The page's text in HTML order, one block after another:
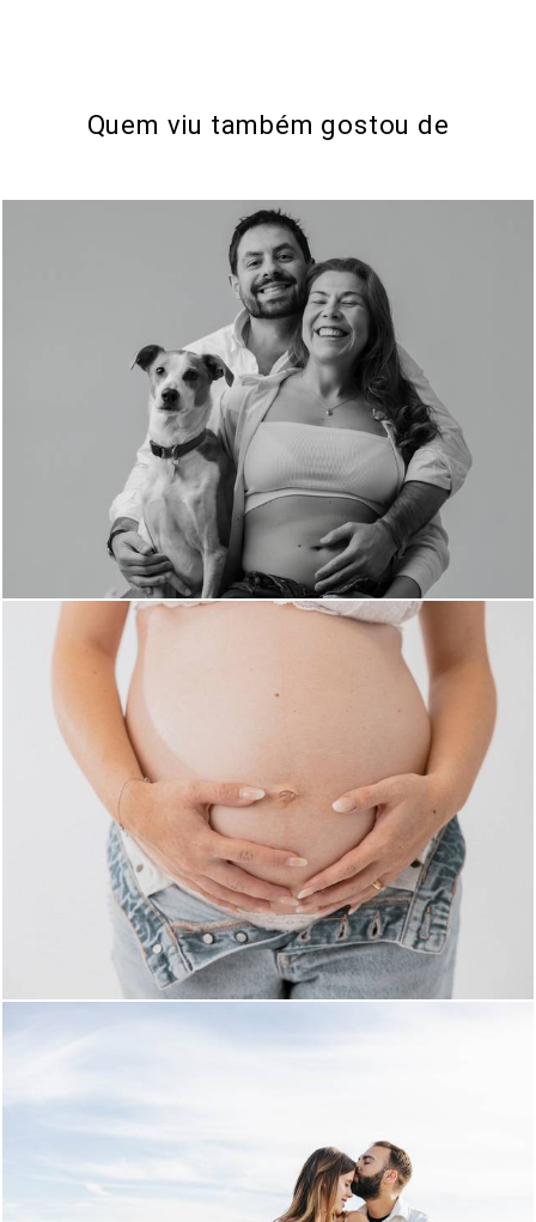
Quem viu também gostou de
171
241